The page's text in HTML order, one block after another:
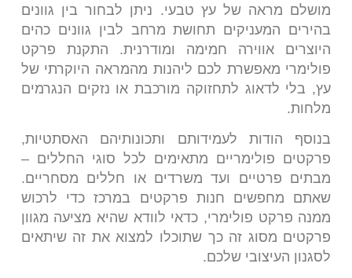
מושלם מראה של עץ טבעי. ניתן לבחור בין גוונים
בהירים המעניקים תחושת מרחב לבין גוונים כהים
היוצרים אווירה חמימה ומודרנית. התקנת פרקט
פולימרי מאפשרת לכם ליהנות מהמראה היוקרתי של
עץ, בלי לדאוג לתחזוקה מורכבת או נזקים הנגרמים
מלחות.
בנוסף הודות לעמידותם ותכונותיהם האסתטיות,
פרקטים פולימריים מתאימים לכל סוגי החללים –
מבתים פרטיים ועד משרדים או חללים מסחריים.
שאתם מחפשים חנות פרקטים במרכז כדי לרכוש
ממנה פרקט פולימרי, כדאי לוודא שהיא מציעה מגוון
פרקטים מסוג זה כך שתוכלו למצוא את זה שיתאים
לסגנון העיצובי שלכם.